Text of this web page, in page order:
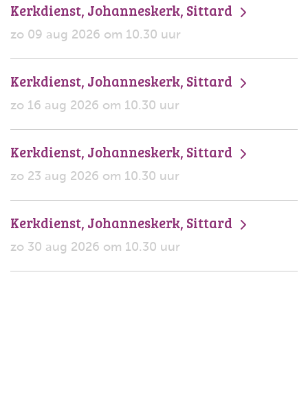
Kerkdienst, Johanneskerk, Sittard
zo 09 aug 2026 om 10.30 uur
Kerkdienst, Johanneskerk, Sittard
zo 16 aug 2026 om 10.30 uur
Kerkdienst, Johanneskerk, Sittard
zo 23 aug 2026 om 10.30 uur
Kerkdienst, Johanneskerk, Sittard
zo 30 aug 2026 om 10.30 uur